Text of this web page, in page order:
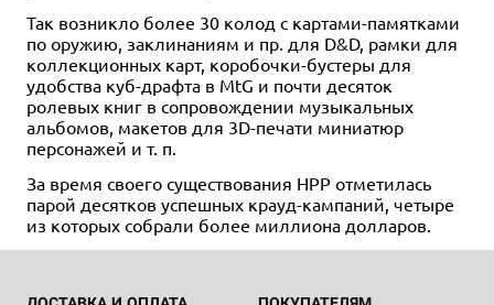
Так возникло более 30 колод с картами-памятками
по оружию, заклинаниям и пр. для D&D, рамки для
коллекционных карт, коробочки-бустеры для
удобства куб-драфта в MtG и почти десяток
ролевых книг в сопровождении музыкальных
альбомов, макетов для 3D-печати миниатюр
персонажей и т. п.
За время своего существования HPP отметилась
парой десятков успешных крауд-кампаний, четыре
из которых собрали более миллиона долларов.